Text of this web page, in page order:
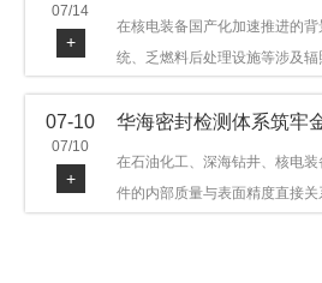
步发展。
07/14
+
在核电装备国产化加速推进的
统、乏燃料后处理设施等涉及
定与密封可靠。温州市华海密封
领域二十余年，依托八角垫、
全系列产品，以特种合金材质
供针对性配套方案。
07-10
07/10
+
华海密封检测体系筑牢
在石油化工、深海钻井、核电
件的内部质量与表面精度直接